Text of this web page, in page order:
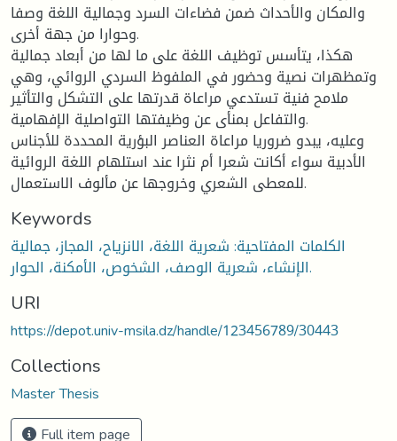
والمكان والأحداث ضمن فضاءات السرد وجمالية اللغة وصفا
وحوارا من جهة أخرى.
هكذا، يتأسس توظيف اللغة على ما لها من أبعاد جمالية
وتمظهرات نصية وحضور في الملفوظ السردي الروائي، وهي
ملامح فنية تستدعي مراعاة قدرتها على التشكل والتأثير
والتفاعل بمنأى عن وظيفتها التواصلية الإفهامية.
وعليه، يبدو ضروريا مراعاة العناصر البؤرية المحددة للأجناس
الأدبية سواء أكانت شعرا أم نثرا عند استلهام اللغة الروائية
للمعطى الشعري وخروجها عن مألوف الاستعمال.
Keywords
الكلمات المفتاحية: شعرية اللغة، الانزياح، المجاز، جمالية
الإنشاء، شعرية الوصف، الشخوص، الأمكنة، الحوار.
URI
https://depot.univ-msila.dz/handle/123456789/30443
Collections
Master Thesis
Full item page